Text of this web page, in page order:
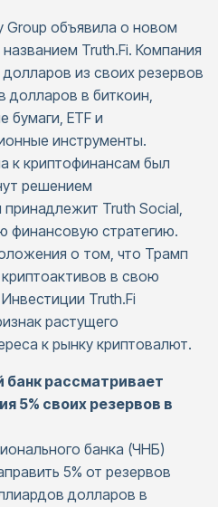
Group объявила о новом
Truth.Fi. Компания
из своих резервов
долларов в биткоин,
бумаги, ETF и
инструменты.
к криптофинансам был
решением
Truth Social,
финансовую стратегию.
о том, что Трамп
в свою
Truth.Fi
растущего
к рынку криптовалют.
рассматривает
5% своих резервов в
банка (ЧНБ)
5% от резервов
долларов в